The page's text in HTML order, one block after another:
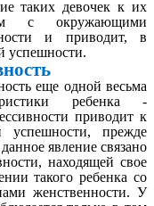
таких девочек к их
с окружающими
и приводит, в
успешности.
еще одной весьма
ребенка -
приводит к
успешности, прежде
явление связано
находящей свое
такого ребенка со
женственности. У